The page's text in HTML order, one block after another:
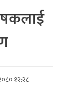
१२:२८